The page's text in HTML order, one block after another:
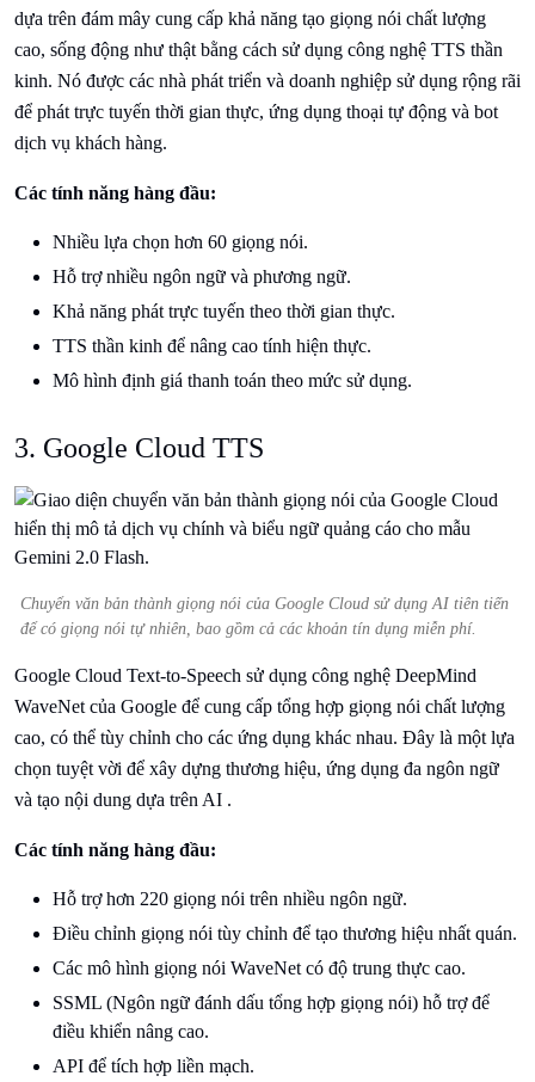
dựa trên đám mây cung cấp khả năng tạo giọng nói chất lượng
cao, sống động như thật bằng cách sử dụng công nghệ TTS thần
kinh. Nó được các nhà phát triển và doanh nghiệp sử dụng rộng rãi
để phát trực tuyến thời gian thực, ứng dụng thoại tự động và bot
dịch vụ khách hàng.
Các tính năng hàng đầu:
Nhiều lựa chọn hơn 60 giọng nói.
Hỗ trợ nhiều ngôn ngữ và phương ngữ.
Khả năng phát trực tuyến theo thời gian thực.
TTS thần kinh để nâng cao tính hiện thực.
Mô hình định giá thanh toán theo mức sử dụng.
3. Google Cloud TTS
Chuyển văn bản thành giọng nói của Google Cloud sử dụng AI tiên tiến
để có giọng nói tự nhiên, bao gồm cả các khoản tín dụng miễn phí.
Google Cloud Text-to-Speech sử dụng công nghệ DeepMind
WaveNet của Google để cung cấp tổng hợp giọng nói chất lượng
cao, có thể tùy chỉnh cho các ứng dụng khác nhau. Đây là một lựa
chọn tuyệt vời để xây dựng thương hiệu, ứng dụng đa ngôn ngữ
và tạo nội dung dựa trên AI .
Các tính năng hàng đầu:
Hỗ trợ hơn 220 giọng nói trên nhiều ngôn ngữ.
Điều chỉnh giọng nói tùy chỉnh để tạo thương hiệu nhất quán.
Các mô hình giọng nói WaveNet có độ trung thực cao.
SSML (Ngôn ngữ đánh dấu tổng hợp giọng nói) hỗ trợ để
điều khiển nâng cao.
API để tích hợp liền mạch.